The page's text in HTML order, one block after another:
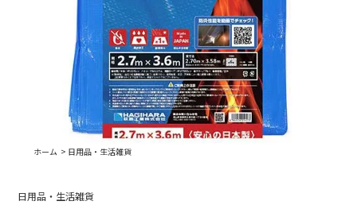
ホーム > 日用品・生活雑貨
日用品・生活雑貨